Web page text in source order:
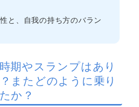
と、自我の持ち方のバラン
期やスランプはあり
またどのように乗り
か？